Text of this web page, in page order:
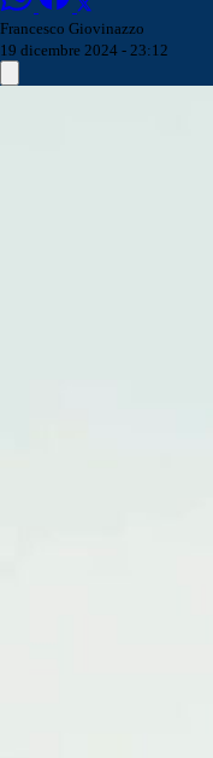
Francesco Giovinazzo
19 dicembre 2024 - 23:12